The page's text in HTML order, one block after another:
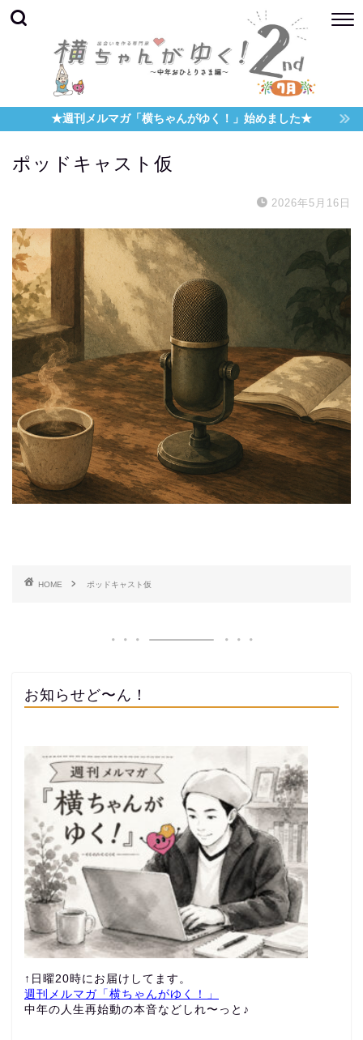
★週刊メルマガ「横ちゃんがゆく！」始めました★
ポッドキャスト仮
2026年5月16日
HOME ポッドキャスト仮
お知らせど〜ん！
↑日曜20時にお届けしてます。
週刊メルマガ「横ちゃんがゆく！」
中年の人生再始動の本音などしれ〜っと♪